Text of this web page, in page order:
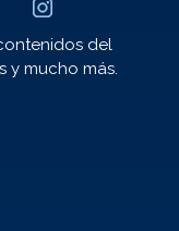
del
y mucho más.